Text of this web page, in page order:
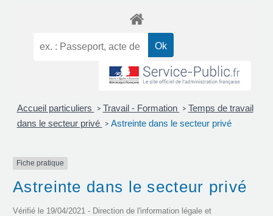
Accueil particuliers > Travail - Formation > Temps de travail
dans le secteur privé > Astreinte dans le secteur privé
Fiche pratique
Astreinte dans le secteur privé
Vérifié le 19/04/2021 - Direction de l'information légale et